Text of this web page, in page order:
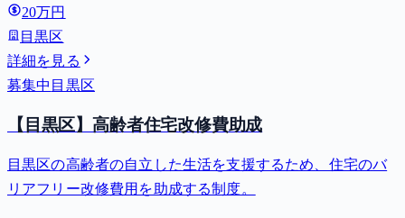
20万円
目黒区
詳細を見る
募集中 目黒区
【目黒区】高齢者住宅改修費助成
目黒区の高齢者の自立した生活を支援するため、住宅のバ
リアフリー改修費用を助成する制度。